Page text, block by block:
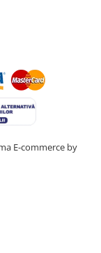
E-commerce by